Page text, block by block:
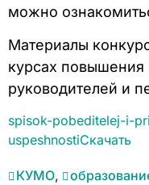
можно
Материалы
курсах повышения
руководителей и
spisok-pobeditelej-i-
uspeshnostiСкачать
КУМО,